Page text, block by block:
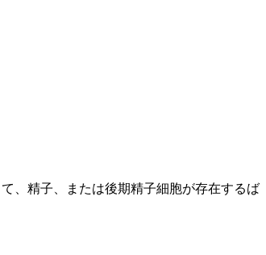
、精子、または後期精子細胞が存在するば